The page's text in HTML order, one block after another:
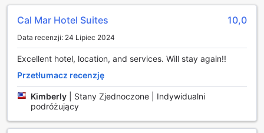
siebie. Niezależnie od tego, czy szukasz wyjątkowego
prezentu, czy po prostu chcesz zaopatrzyć się w coś
lokalnego, sklepy w hotelu z pewnością Cię zainspirują.
Dodatkowo, hotelowe ogrody stanowią oazę spokoju i
relaksu. Przestronne tereny zielone to doskonałe miejsce
na poranny jogging, popołudniowy relaks z książką lub
romantyczny spacer w blasku zachodzącego słońca.
Obcowanie z naturą w tak malowniczym otoczeniu sprawi,
że Twój pobyt w Cal Mar Hotel Suites będzie
niezapomnianym doświadczeniem, pełnym harmonii i
piękna.
Cal Mar Hotel Suites 10,0
Data recenzji: 24 Lipiec 2024
Excellent hotel, location, and services. Will stay again!!
Przetłumacz recenzję
Kimberly
Stany Zjednoczone | Indywidualni
podróżujący